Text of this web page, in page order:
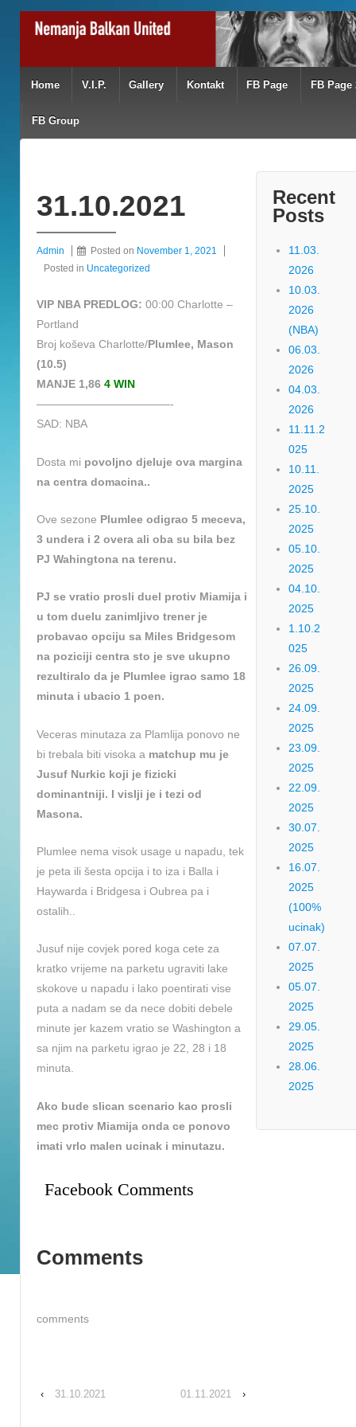
Home V.I.P. Gallery Kontakt FB Page FB Page
FB Group
31.10.2021
Admin Posted on November 1, 2021
Posted in Uncategorized
VIP NBA PREDLOG: 00:00 Charlotte –
Portland
Broj koševa Charlotte/Plumlee, Mason
(10.5)
MANJE 1,86 4 WIN
————————————-
SAD: NBA
Dosta mi povoljno djeluje ova margina
na centra domacina..
Ove sezone Plumlee odigrao 5 meceva,
3 undera i 2 overa ali oba su bila bez
PJ Wahingtona na terenu.
PJ se vratio prosli duel protiv Miamija i
u tom duelu zanimljivo trener je
probavao opciju sa Miles Bridgesom
na poziciji centra sto je sve ukupno
rezultiralo da je Plumlee igrao samo 18
minuta i ubacio 1 poen.
Veceras minutaza za Plamlija ponovo ne
bi trebala biti visoka a matchup mu je
Jusuf Nurkic koji je fizicki
dominantniji. I vislji je i tezi od
Masona.
Plumlee nema visok usage u napadu, tek
je peta ili šesta opcija i to iza i Balla i
Haywarda i Bridgesa i Oubrea pa i
ostalih..
Jusuf nije covjek pored koga cete za
kratko vrijeme na parketu ugraviti lake
skokove u napadu i lako poentirati vise
puta a nadam se da nece dobiti debele
minute jer kazem vratio se Washington a
sa njim na parketu igrao je 22, 28 i 18
minuta.
Ako bude slican scenario kao prosli
mec protiv Miamija onda ce ponovo
imati vrlo malen ucinak i minutazu.
Facebook Comments
Comments
comments
‹ 31.10.2021 01.11.2021 ›
Recent
Posts
11.03.
2026
10.03.
2026
(NBA)
06.03.
2026
04.03.
2026
11.11.2
025
10.11.
2025
25.10.
2025
05.10.
2025
04.10.
2025
1.10.2
025
26.09.
2025
24.09.
2025
23.09.
2025
22.09.
2025
30.07.
2025
16.07.
2025
(100%
ucinak)
07.07.
2025
05.07.
2025
29.05.
2025
28.06.
2025